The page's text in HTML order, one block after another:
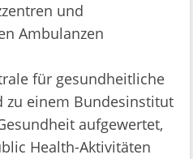
und
Ambulanzen
für gesundheitliche
zu einem Bundesinstitut
aufgewertet,
Health-Aktivitäten